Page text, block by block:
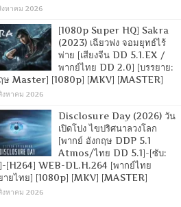
งหาคม 2026
[1080p Super HQ] Sakra
(2023) เฉียวฟง จอมยุทธ์ไร้
พ่าย [เสียงจีน DD 5.1.EX /
พากย์ไทย DD 2.0] [บรรยาย:
ษ Master] [1080p] [MKV] [MASTER]
งหาคม 2026
Disclosure Day (2026) วัน
เปิดโปง ไขปริศนาลวงโลก
[พากย์ อังกฤษ DDP 5.1
Atmos/ไทย DD 5.1]-[ซับ:
[H264] WEB-DL.H.264 [พากย์ไทย
ายไทย] [1080p] [MKV] [MASTER]
งหาคม 2026